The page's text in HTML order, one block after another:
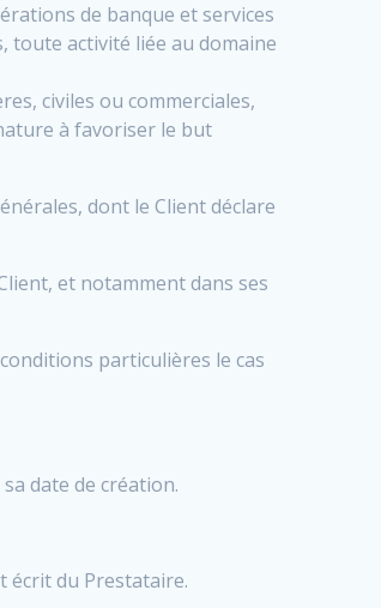
de banque et services
toute activité liée au domaine
civiles ou commerciales,
à favoriser le but
dont le Client déclare
et notamment dans ses
particulières le cas
date de création.
écrit du Prestataire.